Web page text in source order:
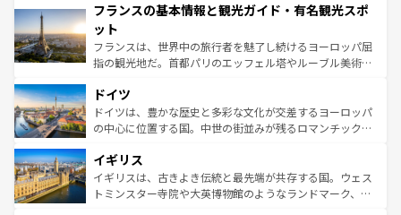
ませてくれるイタリアで、忘れられない旅をしてみよう！
なお、新着のイタリア情報は
しい。
文化が根付くこの国では、情熱的なフラメンコ、熱気あふ
れる闘牛、そして美味しいタパスが生活の一部となってい
る。首都マドリードの洗練された雰囲気や、バルセロナの
アートに溢れた街角から、地方では古代ローマ遺跡や中世
せる。地方によって風土や気候が異なるスペインはその個
性で訪れる人を魅了する。 なお、新着のスペイン情報は コ
ンテンツ一覧を参照してほしい。
フランスの基本情報と観光ガイド・有名観光スポ
ット
フランスは、世界中の旅行者を魅了し続けるヨーロッパ屈
指の観光地だ。首都パリのエッフェル塔やルーブル美術館
で、幅広い魅力が詰まっている。華麗な宮殿、歴史的な大
聖堂、美しいビーチ、そして豊かな自然が、訪れる者を心
から魅了する。また、フランスは美食の国としても知ら
いる。シャンパンの発祥地であるランス、プロヴァンスの
香り高いラベンダー畑など、多彩な楽しみ方が可能だ。さ
らに、パリ以外の地域にも魅力が溢れており、どの街角に
ドイツ
ドイツは、豊かな歴史と多彩な文化が交差するヨーロッパ
の中心に位置する国。中世の街並みが残るロマンチック街
顔を持つこの国は、どこを歩いても飽きることがない。ベ
ルリンの文化的活気、バイエルン州のアルプスの絶景、そ
してライン川沿いのワイン畑といった風景は必見。ビール
イギリス
イギリスは、古きよき伝統と最先端が共存する国。ウェス
トミンスター寺院や大英博物館のようなランドマーク、歴